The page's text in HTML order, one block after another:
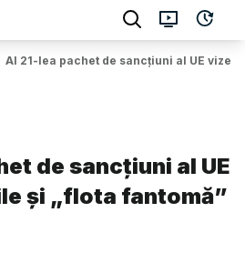
Al 21-lea pachet de sancțiuni al UE
de sancțiuni al UE
și „flota fantomă”